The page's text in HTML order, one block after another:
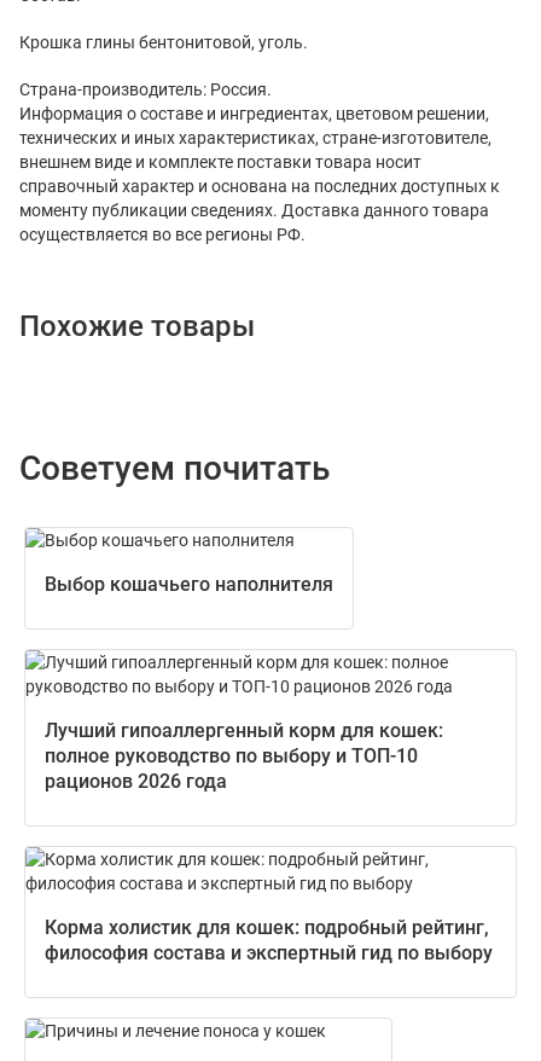
Крошка глины бентонитовой, уголь.
Страна-производитель: Россия.
Информация о составе и ингредиентах, цветовом решении,
технических и иных характеристиках, стране-изготовителе,
внешнем виде и комплекте поставки товара носит
справочный характер и основана на последних доступных к
моменту публикации сведениях. Доставка данного товара
осуществляется во все регионы РФ.
Похожие товары
Советуем почитать
Выбор кошачьего наполнителя
Лучший гипоаллергенный корм для кошек:
полное руководство по выбору и ТОП-10
рационов 2026 года
Корма холистик для кошек: подробный рейтинг,
философия состава и экспертный гид по выбору